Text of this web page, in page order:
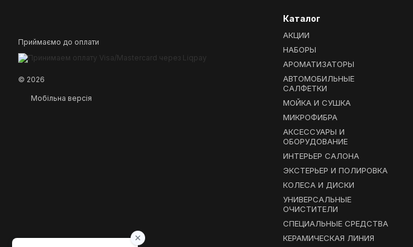
Приймаємо до оплати
© 2026
Мобільна версія
Каталог
АКЦИИ
НАБОРЫ
АРОМАТИЗАТОРЫ
АВТОМОБИЛЬНЫЕ
САЛФЕТКИ
МОЙКА И СУШКА
МИКРОФИБРА
АКСЕССУАРЫ И
ОБОРУДОВАНИЕ
ИНТЕРЬЕР САЛОНА
ЭКСТЕРЬЕР И ПОЛИРОВКА
КОЛЕСА И ДИСКИ
УНИВЕРСАЛЬНЫЕ
ОЧИСТИТЕЛИ
СПЕЦИАЛЬНЫЕ СРЕДСТВА
КЕРАМИЧЕСКАЯ ЛИНИЯ